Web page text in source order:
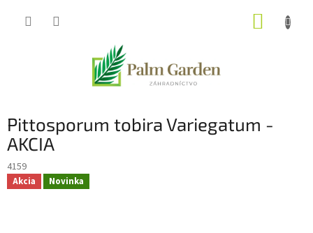
Pittosporum tobira Variegatum -
AKCIA
4159
Akcia Novinka